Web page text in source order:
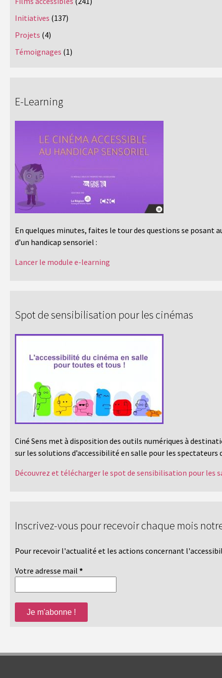
Initiatives (137)
Projets (4)
Témoignages (1)
E-Learning
En quelques minutes, faites le tour des questions se posant
d’un handicap sensoriel :
Lancer le module e-learning
Spot de sensibilisation pour les cinémas
Ciné Sens met à disposition des outils numériques à
sur les solutions d’accessibilité en salle pour les spectateurs
Découvrez et télécharger le spot de sensibilisation pour les
Inscrivez-vous pour recevoir chaque mois
Pour recevoir l'actualité et les actions concernant
Votre adresse mail *